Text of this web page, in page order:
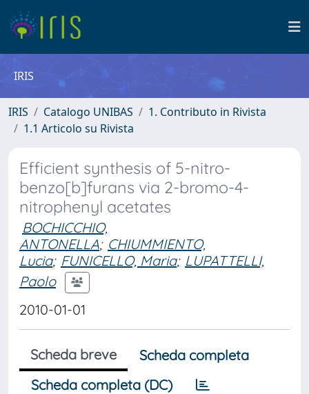
IRIS
IRIS Catalogo UNIBAS
1. Contributo in Rivista
1.1 Articolo su Rivista
Efficient synthesis of 5-nitro-
benzo[b]furans via 2-bromo-4-
nitrophenyl acetates
BOCHICCHIO,
ANTONELLA; CHIUMMIENTO,
Lucia; FUNICELLO, Maria; LUPATTELLI,
Paolo
2010-01-01
Scheda breve
Scheda completa
Scheda completa (DC)